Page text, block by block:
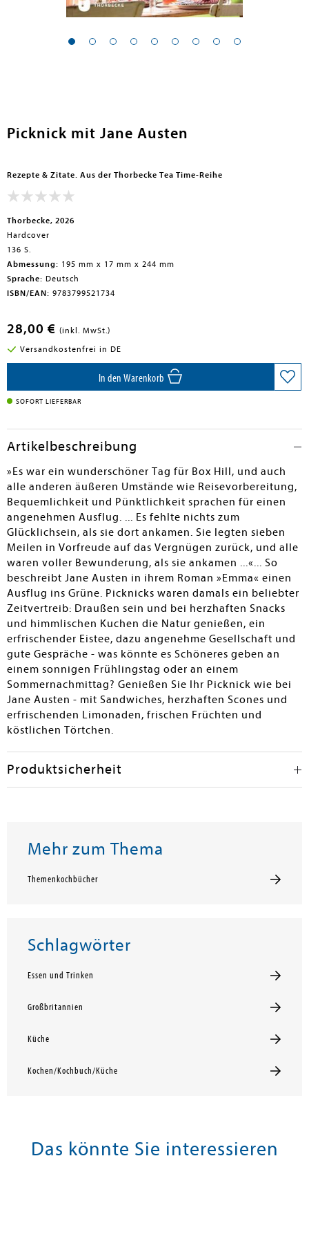
Picknick mit Jane Austen
Rezepte & Zitate. Aus der Thorbecke Tea Time-Reihe
Thorbecke, 2026
Hardcover
136 S.
Abmessung: 195 mm x 17 mm x 244 mm
Sprache: Deutsch
ISBN/EAN: 9783799521734
28,00 € (inkl. MwSt.)
Versandkostenfrei in DE
In den Warenkorb
SOFORT LIEFERBAR
Artikelbeschreibung
»Es war ein wunderschöner Tag für Box Hill, und auch
alle anderen äußeren Umstände wie Reisevorbereitung,
Bequemlichkeit und Pünktlichkeit sprachen für einen
angenehmen Ausflug. ... Es fehlte nichts zum
Glücklichsein, als sie dort ankamen. Sie legten sieben
Meilen in Vorfreude auf das Vergnügen zurück, und alle
waren voller Bewunderung, als sie ankamen ...«... So
beschreibt Jane Austen in ihrem Roman »Emma« einen
Ausflug ins Grüne. Picknicks waren damals ein beliebter
Zeitvertreib: Draußen sein und bei herzhaften Snacks
und himmlischen Kuchen die Natur genießen, ein
erfrischender Eistee, dazu angenehme Gesellschaft und
gute Gespräche - was könnte es Schöneres geben an
einem sonnigen Frühlingstag oder an einem
Sommernachmittag? Genießen Sie Ihr Picknick wie bei
Jane Austen - mit Sandwiches, herzhaften Scones und
erfrischenden Limonaden, frischen Früchten und
köstlichen Törtchen.
Produktsicherheit
Mehr zum Thema
Themenkochbücher
Schlagwörter
Essen und Trinken
Großbritannien
Küche
Kochen/Kochbuch/Küche
Das könnte Sie interessieren